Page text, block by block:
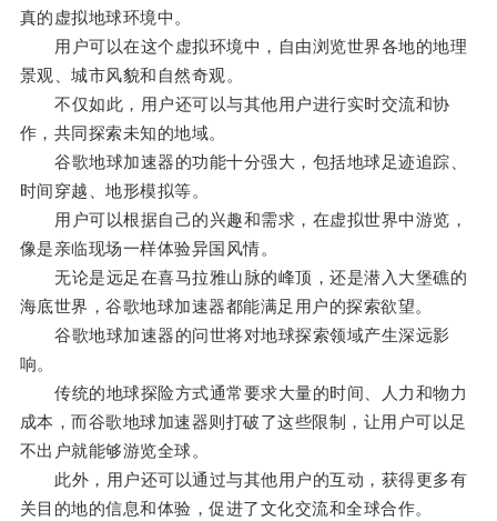
真的虚拟地球环境中。
用户可以在这个虚拟环境中，自由浏览世界各地的地理
景观、城市风貌和自然奇观。
不仅如此，用户还可以与其他用户进行实时交流和协
作，共同探索未知的地域。
谷歌地球加速器的功能十分强大，包括地球足迹追踪、
时间穿越、地形模拟等。
用户可以根据自己的兴趣和需求，在虚拟世界中游览，
像是亲临现场一样体验异国风情。
无论是远足在喜马拉雅山脉的峰顶，还是潜入大堡礁的
海底世界，谷歌地球加速器都能满足用户的探索欲望。
谷歌地球加速器的问世将对地球探索领域产生深远影
响。
传统的地球探险方式通常要求大量的时间、人力和物力
成本，而谷歌地球加速器则打破了这些限制，让用户可以足
不出户就能够游览全球。
此外，用户还可以通过与其他用户的互动，获得更多有
关目的地的信息和体验，促进了文化交流和全球合作。